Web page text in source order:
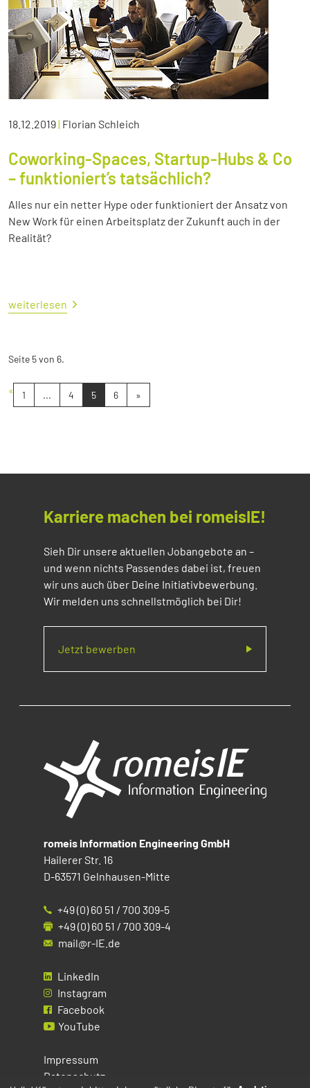
18.12.2019| Florian Schleich
Coworking-Spaces, Startup-Hubs & Co
– funktioniert’s tatsächlich?
Alles nur ein netter Hype oder funktioniert der Ansatz von
New Work für einen Arbeitsplatz der Zukunft auch in der
Realität?
weiterlesen
Seite 5 von 6.
« 1 ... 4 5 6 »
Karriere machen bei romeisIE!
Sieh Dir unsere aktuellen Jobangebote an –
und wenn nichts Passendes dabei ist, freuen
wir uns auch über Deine Initiativbewerbung.
Wir melden uns schnellstmöglich bei Dir!
Jetzt bewerben
romeis Information Engineering GmbH
Hailerer Str. 16
D-63571 Gelnhausen-Mitte
+49 (0) 60 51 / 700 309-5
+49 (0) 60 51 / 700 309-4
mail@r-IE.de
LinkedIn
Instagram
Facebook
YouTube
Impressum
Datenschutz